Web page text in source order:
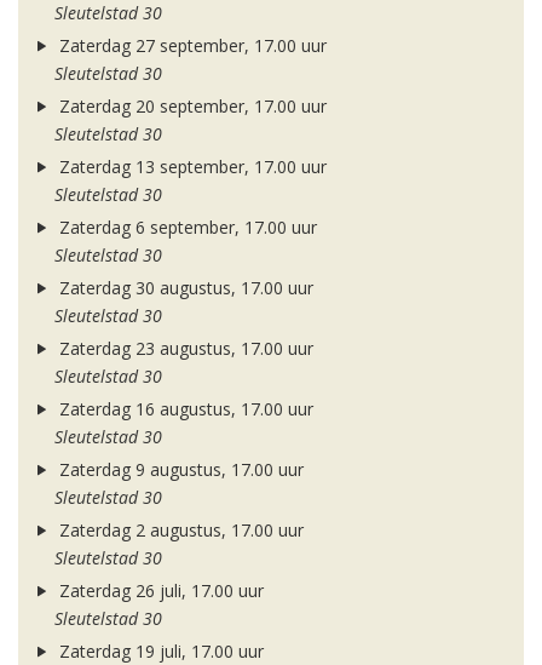
Sleutelstad 30
Zaterdag 27 september, 17.00 uur
Sleutelstad 30
Zaterdag 20 september, 17.00 uur
Sleutelstad 30
Zaterdag 13 september, 17.00 uur
Sleutelstad 30
Zaterdag 6 september, 17.00 uur
Sleutelstad 30
Zaterdag 30 augustus, 17.00 uur
Sleutelstad 30
Zaterdag 23 augustus, 17.00 uur
Sleutelstad 30
Zaterdag 16 augustus, 17.00 uur
Sleutelstad 30
Zaterdag 9 augustus, 17.00 uur
Sleutelstad 30
Zaterdag 2 augustus, 17.00 uur
Sleutelstad 30
Zaterdag 26 juli, 17.00 uur
Sleutelstad 30
Zaterdag 19 juli, 17.00 uur